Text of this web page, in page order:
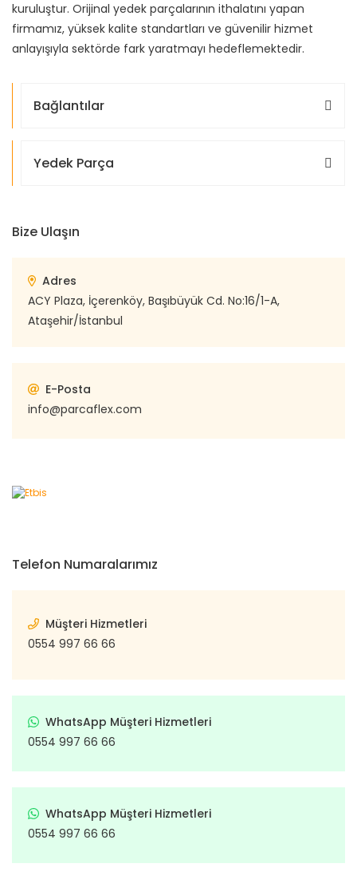
kuruluştur. Orijinal yedek parçalarının ithalatını yapan
firmamız, yüksek kalite standartları ve güvenilir hizmet
anlayışıyla sektörde fark yaratmayı hedeflemektedir.
Bağlantılar
Yedek Parça
Bize Ulaşın
Adres
ACY Plaza, İçerenköy, Başıbüyük Cd. No:16/1-A,
Ataşehir/İstanbul
E-Posta
info@parcaflex.com
Telefon Numaralarımız
Müşteri Hizmetleri
0554 997 66 66
WhatsApp Müşteri Hizmetleri
0554 997 66 66
WhatsApp Müşteri Hizmetleri
0554 997 66 66